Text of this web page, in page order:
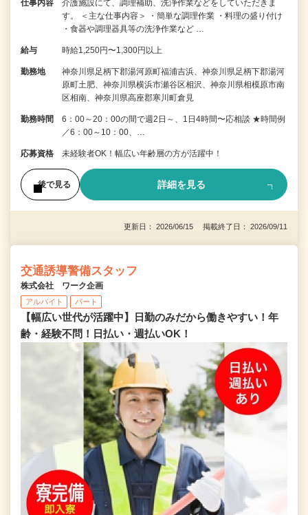
仕事内容
介護施設にて、調理補助、洗浄作業などをしていただきま
す。 ＜主な仕事内容＞ ・簡単な調理作業 ・料理の盛り付け
・食器や調理器具等の洗浄作業など …
給与 時給1,250円〜1,300円以上
勤務地
神奈川県足柄下郡湯河原町福浦吉浜、神奈川県足柄下郡湯河
原町土肥、神奈川県横浜市瀬谷区相沢、神奈川県相模原市南
区相南、神奈川県高座郡寒川町倉見
勤務時間
6：00～20：00の間で週2日～、1日4時間〜応相談 ★時間例
／6：00～10：00、…
応募資格 未経験者OK！幅広い年齢層の方が活躍中！
後で見る 詳細を見る
更新日： 2026/06/15 掲載終了日： 2026/09/11
交通誘導警備スタッフ
株式会社 ワーク企画
アルバイト パート
【幅広い世代が活躍中】日勤のみだから働きやすい！年
齢・経験不問！日払い・週払いOK！